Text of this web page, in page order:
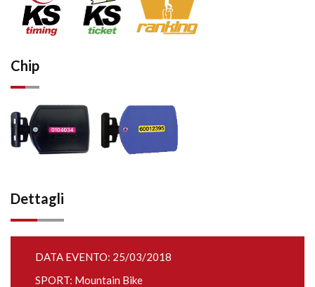
Chip
Dettagli
DATA EVENTO: 25/03/2018
SPORT: Mountain Bike